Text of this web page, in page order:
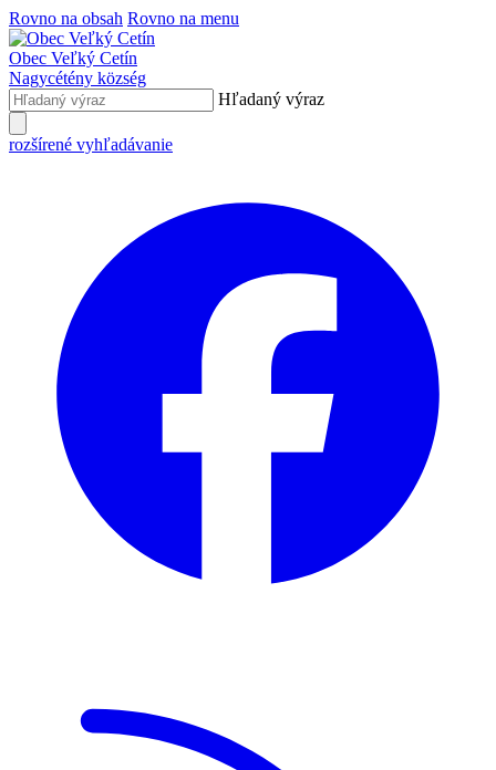
Rovno na obsah Rovno na menu
Obec Veľký Cetín
Nagycétény község
Hľadaný výraz
rozšírené vyhľadávanie